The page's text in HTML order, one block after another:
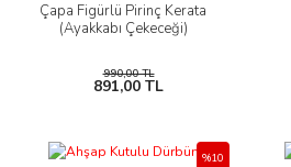
Çapa Figürlü Pirinç Kerata
(Ayakkabı Çekeceği)
990,00 TL
891,00 TL
%10